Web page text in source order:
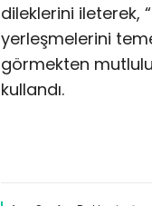
dileklerini ileterek,
yerleşmelerini
görmekten
kullandı.